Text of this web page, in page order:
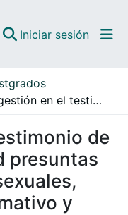
Iniciar sesión
La sugestión en el testimonio de los menores de edad presuntas víctimas de delitos sexuales, análisis teórico, normativo y procedimental.
de
presuntas
y